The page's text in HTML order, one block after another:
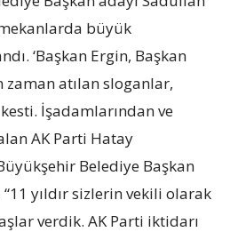
büyük
‘Başkan Ergin, Başkan
zaman atılan sloganlar,
İşadamlarından ve
AK Parti Hatay
Belediye Başkan
yıldır sizlerin vekili olarak
verdik. AK Parti iktidarı